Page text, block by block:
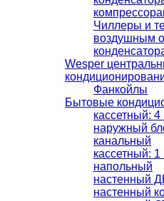
Чиллеры и
воздушным
Wesper
Фанкойлы
Бытовые
кассетный:
наружный
канальный
кассетный:
напольный
настенный
настенный